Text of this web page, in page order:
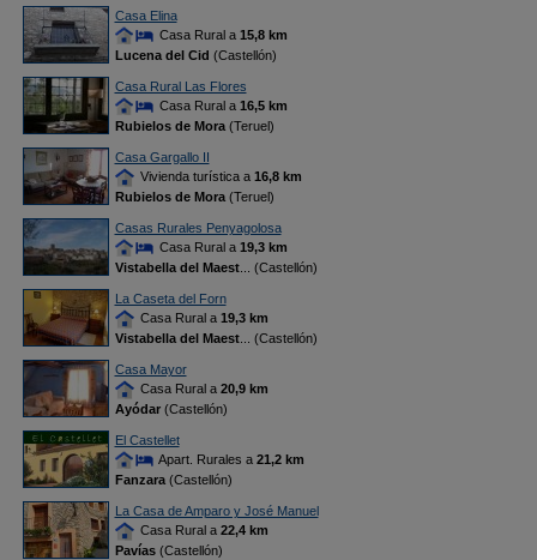
Casa Elina
Casa Rural a 15,8 km
Lucena del Cid (Castellón)
Casa Rural Las Flores
Casa Rural a 16,5 km
Rubielos de Mora(Teruel)
Casa Gargallo II
Vivienda turística a 16,8 km
Rubielos de Mora(Teruel)
Casas Rurales Penyagolosa
Casa Rural a 19,3 km
Vistabella del Maest... (Castellón)
La Caseta del Forn
Casa Rural a 19,3 km
Vistabella del Maest... (Castellón)
Casa Mayor
Casa Rural a 20,9 km
Ayódar(Castellón)
El Castellet
Apart. Rurales a 21,2 km
Fanzara(Castellón)
La Casa de Amparo y José Manuel
Casa Rural a 22,4 km
Pavías(Castellón)